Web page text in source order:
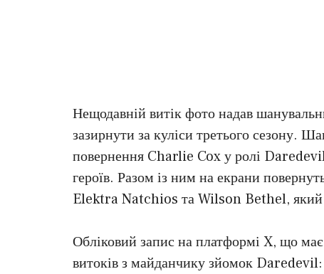
Нещодавній витік фото надав
зазирнути за куліси третього сезону.
повернення Charlie Cox у ролі
героїв. Разом із ним на екрани
Elektra Natchios та Wilson Bethel, який
Обліковий запис на платформі X, що
витоків з майданчику зйомок